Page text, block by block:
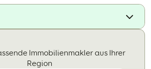
Immobilienmakler aus Ihrer
Region